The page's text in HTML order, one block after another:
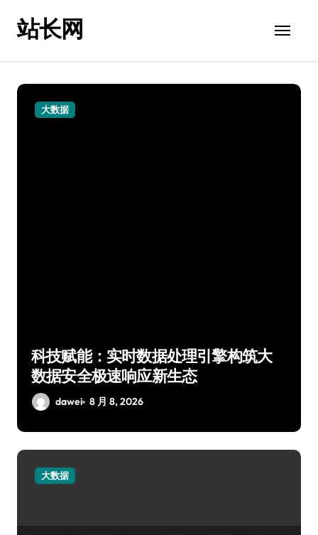
站长网
大数据
科技赋能：实时数据处理引擎构筑大
数据安全极速响应新生态
dawei 8 月 8, 2026
大数据